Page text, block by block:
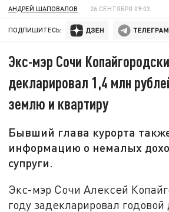
АНДРЕЙ ШАПОВАЛОВ 26 СЕНТЯБРЯ 09:03
ПОДПИШИТЕСЬ:
Экс-мэр Сочи
декларировал 1,4 млн
землю и квартиру
Бывший глава курорта
информацию о немалых
супруги.
Экс-мэр Сочи Алексей
году задекларировал